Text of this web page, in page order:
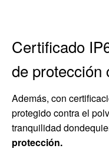
Certificado
de protección
Además, con
protegido contra el
tranquilidad
protección.